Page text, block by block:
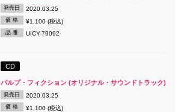
発売日 2020.03.25
価 格 ¥1,100 (税込)
品 番 UICY-79092
CD
パルプ・フィクション (オリジナル・サウンドトラック)
発売日 2020.03.25
価 格 ¥1,100 (税込)